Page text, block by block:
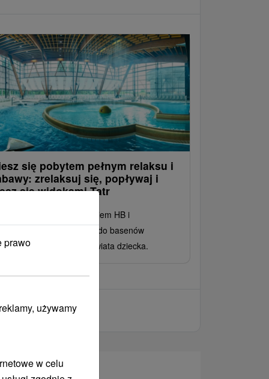
się pobytem pełnym relaksu i
zrelaksuj się, popływaj i
się widokami Tatr
z wyżywieniem HB i
dostępem do basenów
stref relaksu i świata dziecka.
prawo
używamy
w celu